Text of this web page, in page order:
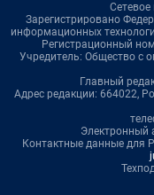
Сетевое
Зарегистрировано
информационных
Регистрационный
Учредитель: Общество с
Главный
Адрес редакции: 664022,
Электронный
Контактные данные для